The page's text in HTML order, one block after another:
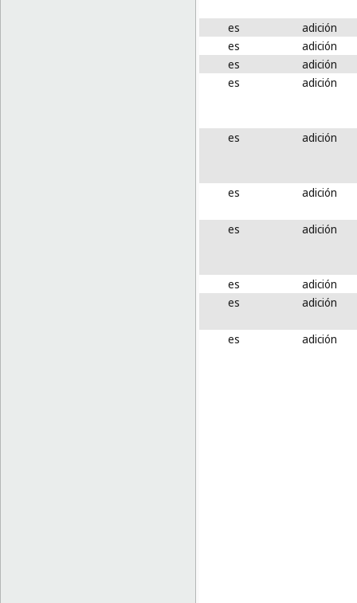
es
adición
es
adición
es
adición
es
adición
es adición
es adición
es adición
es
adición
es
adición
es adición